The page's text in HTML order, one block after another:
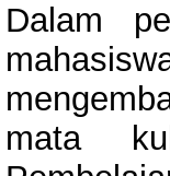
Dalam
mata